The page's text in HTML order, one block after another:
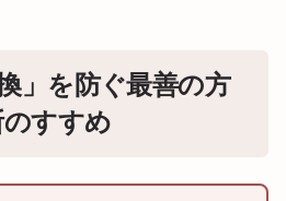
」を防ぐ最善の方
すすめ